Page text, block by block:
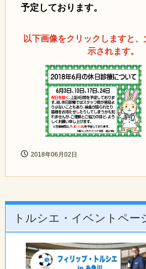
予定しております。
以下画像をクリックしますと
示されます。
2018年06月02日
トルシエ・イベントペー